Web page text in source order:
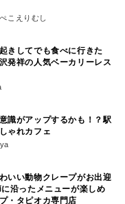
こえりむし
きしてでも食べに行きた
発祥の人気ベーカリーレス
識がアップするかも！？駅
ゃれカフェ
いい動物クレープがお出迎
に沿ったメニューが楽しめ
・タピオカ専門店